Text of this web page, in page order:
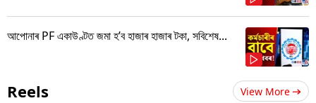
আপোনাৰ PF একাউণ্টত জমা হ’ব হাজাৰ হাজাৰ টকা, সবিশেষ...
Reels View More